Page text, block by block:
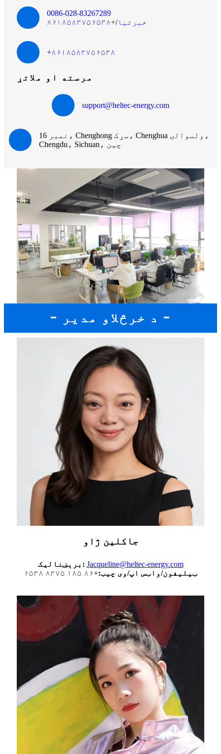
0086-028-83267289
خبرتیا/+۸۶۱۸۵۸۳۷۵۶۵۳۸
+۸۶۱۸۵۸۳۷۵۶۵۳۸
مرسته او ملاتړ
support@heltec-energy.com
نمبر 16، Chenghong سړک، Chenghua ولسوالۍ،
Chengdu، Sichuan، چین
- د خرڅلاو مدیر -
جاکلین ژاو
برېښنالیک: Jacqueline@heltec-energy.com
ټیلیفون/واټس اپ/وی چیټ:+۸۶ ۱۸۵ ۸۳۷۵ ۶۵۳۸